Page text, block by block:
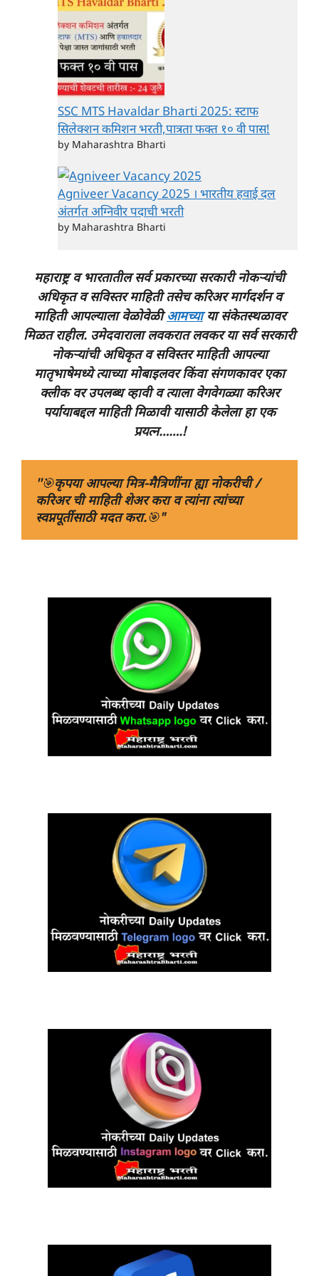
SSC MTS Havaldar Bharti 2025: स्टाफ
सिलेक्शन कमिशन भरती,पात्रता फक्त १० वी पास!
by Maharashtra Bharti
Agniveer Vacancy 2025 । भारतीय हवाई दल
अंतर्गत अग्निवीर पदाची भरती
by Maharashtra Bharti
महाराष्ट्र व भारतातील सर्व प्रकारच्या सरकारी नोकऱ्यांची
अधिकृत व सविस्तर माहितीतसेच करिअर मार्गदर्शन व
माहितीआपल्याला वेळोवेळीआमच्याया संकेतस्थळावर
मिळत राहील. उमेदवाराला लवकरात लवकर या सर्व सरकारी
नोकऱ्यांची अधिकृत व सविस्तर माहिती आपल्या
मातृभाषेमध्ये त्याच्या मोबाइलवर किंवा संगणकावर एका
क्लीक वर उपलब्ध व्हावी व त्याला वेगवेगळ्या करिअर
पर्यायाबद्दल माहिती मिळावी यासाठी केलेला हा एक
प्रयत्न…….!
''🎯कृपया आपल्या मित्र-मैत्रिणींना ह्या नोकरीची /
करिअर ची माहिती शेअर करा व त्यांना त्यांच्या
स्वप्नपूर्तीसाठी मदत करा.🎯"